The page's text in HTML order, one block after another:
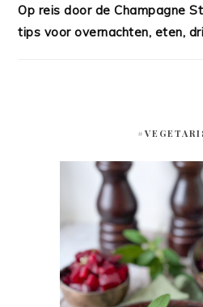
Op reis door de Champagne
tips voor overnachten, eten,